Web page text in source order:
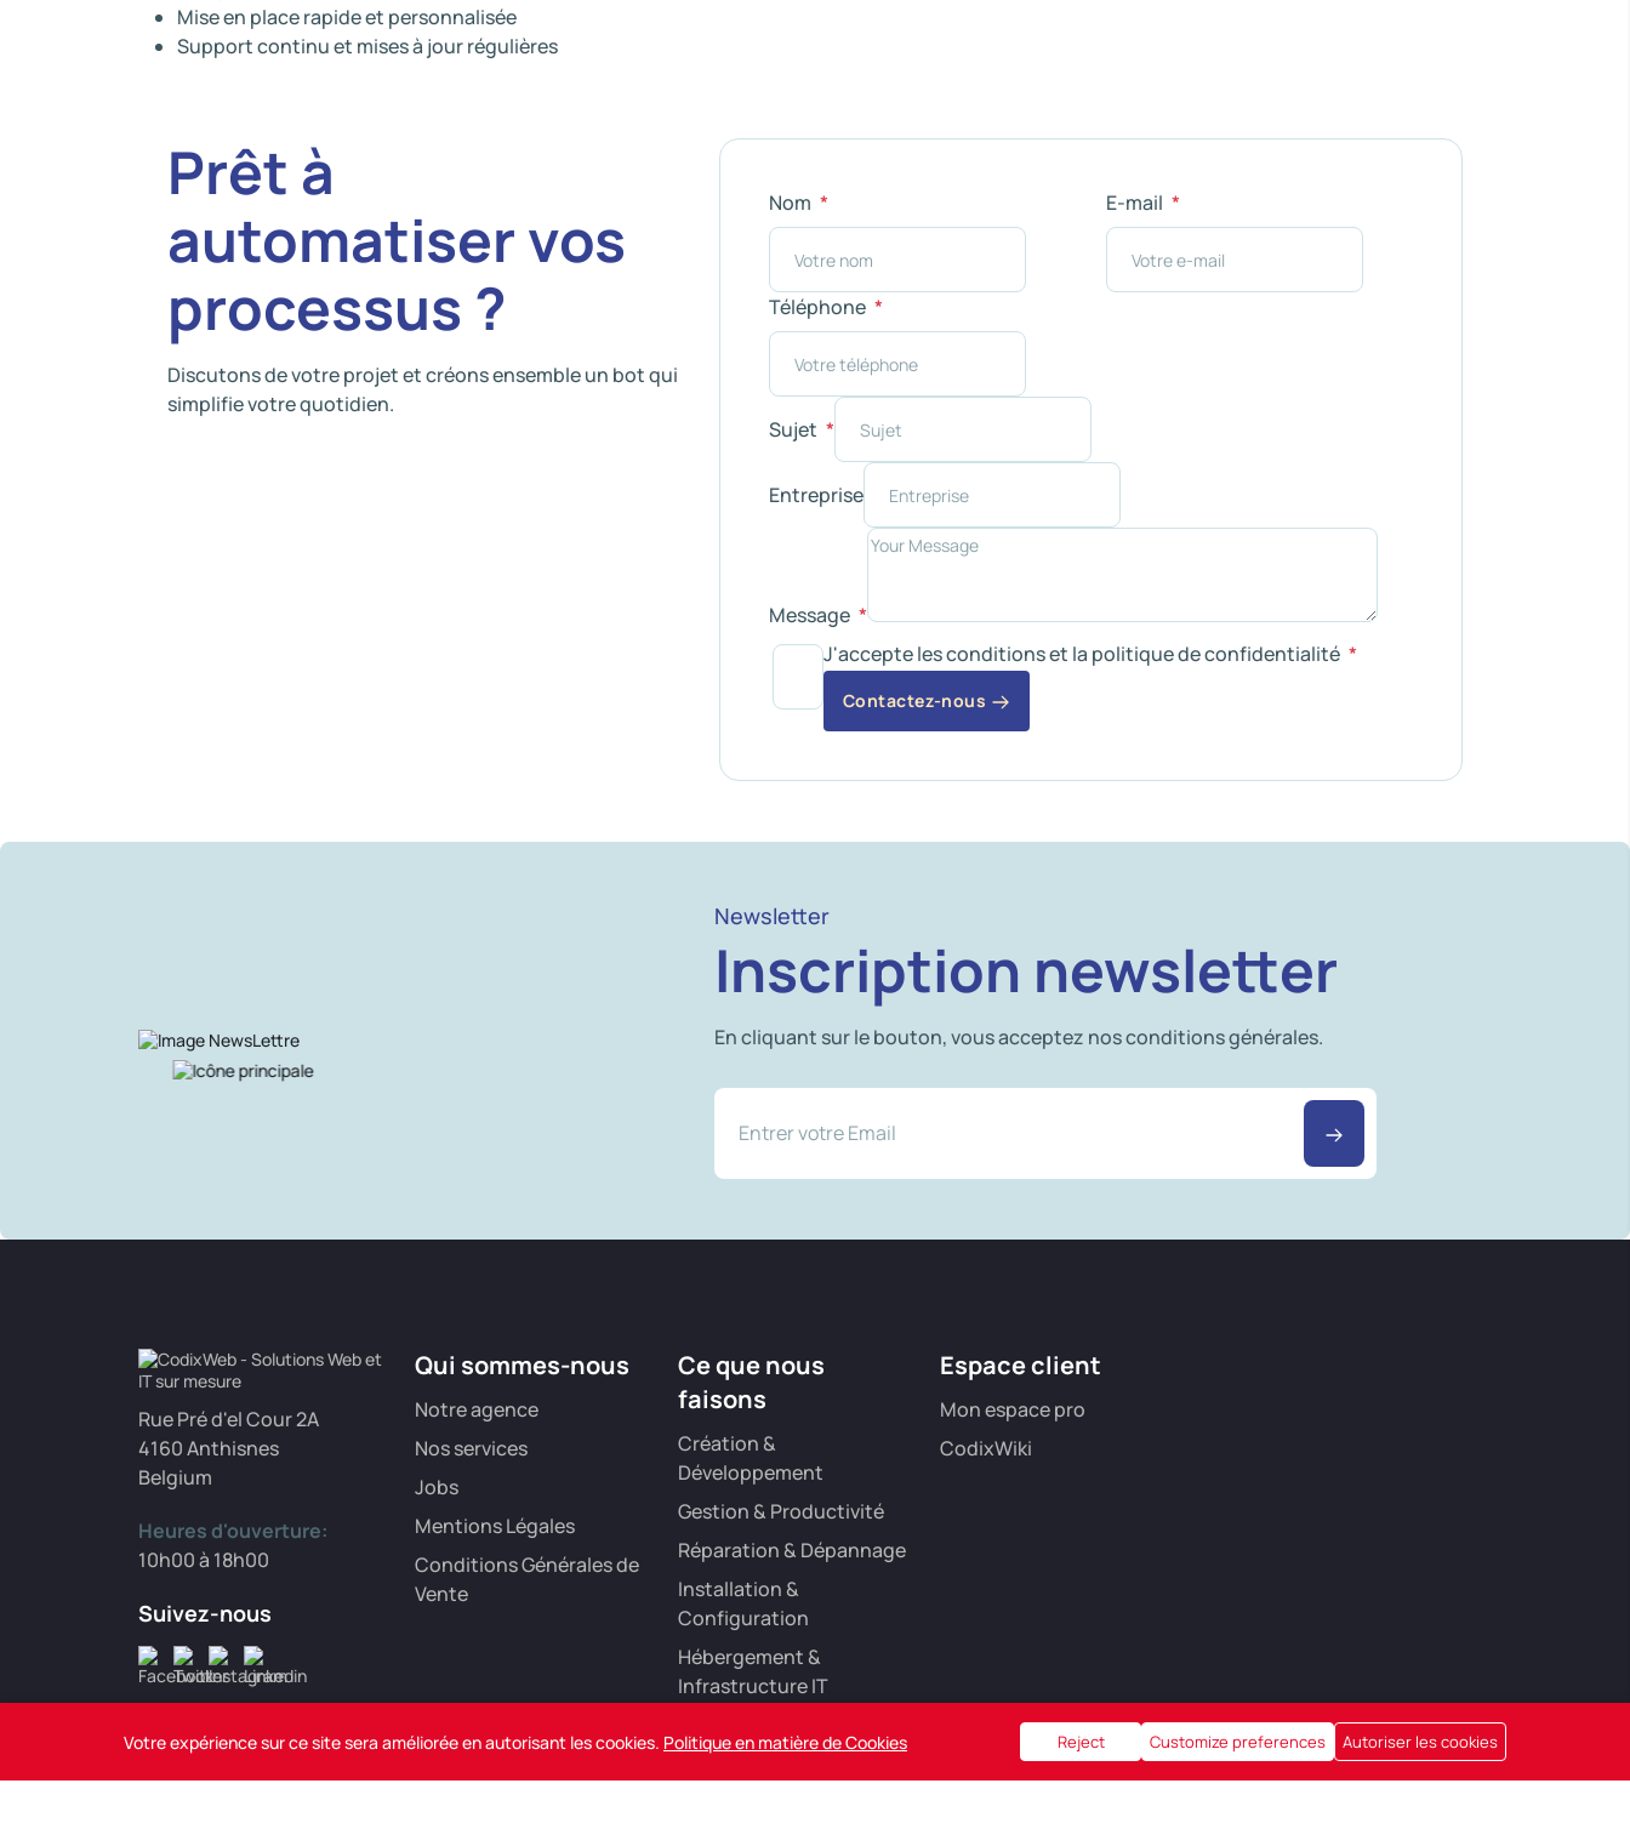
Mise en place rapide et personnalisée
Support continu et mises à jour régulières
Prêt à
automatiser vos
processus ?
Discutons de votre projet et créons ensemble un bot qui
simplifie votre quotidien.
Nom E-mail
Téléphone
Sujet
Entreprise
Message
J'accepte les conditions et la politique de confidentialité
Contactez-nous
Newsletter
Inscription newsletter
En cliquant sur le bouton, vous acceptez nos conditions générales.
Rue Pré d'el Cour 2A
4160 Anthisnes
Belgium
Heures d'ouverture:
10h00 à 18h00
Suivez-nous
Qui sommes-nous
Notre agence
Nos services
Jobs
Mentions Légales
Conditions Générales de
Vente
Ce que nous
faisons
Création &
Développement
Gestion & Productivité
Réparation & Dépannage
Installation &
Configuration
Hébergement &
Infrastructure IT
Marketing Digital
Espace client
Mon espace pro
CodixWiki
Votre expérience sur ce site sera améliorée en autorisant les cookies. Politique en matière de Cookies Reject Customize preferences Autoriser les cookies